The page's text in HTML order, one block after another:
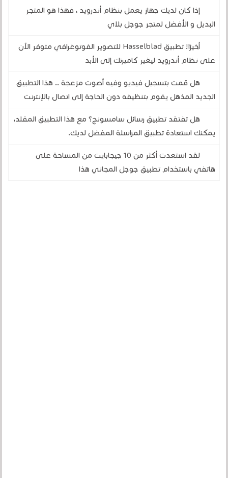
إذا كان لديك جهاز يعمل بنظام أندرويد ، فهذا هو المتجر
البديل و الأفضل لمتجر جوجل بلاي
أخيرًا! تطبيق Hasselblad للتصوير الفوتوغرافي متوفر الآن
على نظام أندرويد ليغير كاميرتك إلى الأبد
هل قمت بتسجيل فيديو وفيه أصوت مزعجة .. هذا التطبيق
الجديد المذهل يقوم بتنظيفه دون الحاجة إلى اتصال بالإنترنت
هل تفتقد تطبيق رسائل سامسونج؟ مع هذا التطبيق المقلد،
يمكنك استعادة تطبيق المراسلة المفضل لديك.
لقد استعدت أكثر من 10 جيجابايت من المساحة على
هاتفي باستخدام تطبيق جوجل المجاني هذا